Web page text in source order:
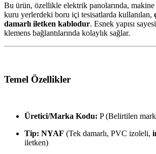
Bu ürün, özellikle elektrik panolarında,
kuru yerlerdeki boru içi tesisatlarda kullanılan,
damarlı iletken kablodur. Esnek yapısı
klemens bağlantılarında kolaylık sağlar.
Temel Özellikler
Üretici/Marka Kodu: P (Belirtilen
Tip: NYAF (Tek damarlı, PVC izoleli,
iletken)